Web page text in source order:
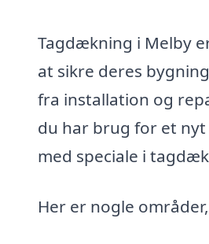
Tagdækning i Melby
at sikre deres
fra installation og
du har brug for et
med speciale i
Her er nogle